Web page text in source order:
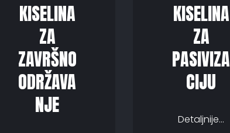
KISELINA
ZA
ZAVRŠNO
ODRŽAVA
NJE
KISELINA
ZA
PASIVIZA
CIJU
Detaljnije...